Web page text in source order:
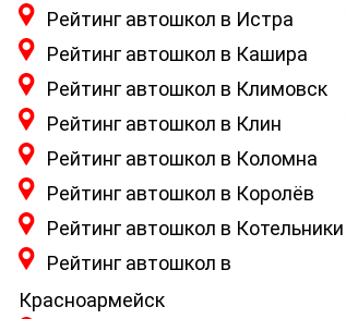
Рейтинг автошкол в Истра
Рейтинг автошкол в Кашира
Рейтинг автошкол в Климовск
Рейтинг автошкол в Клин
Рейтинг автошкол в Коломна
Рейтинг автошкол в Королёв
Рейтинг автошкол в Котельники
Рейтинг автошкол в
Красноармейск